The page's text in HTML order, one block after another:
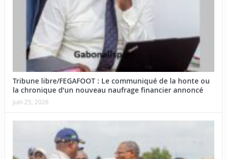
Tribune libre/FEGAFOOT : Le communiqué de la honte ou
la chronique d’un nouveau naufrage financier annoncé
juin 25, 2026